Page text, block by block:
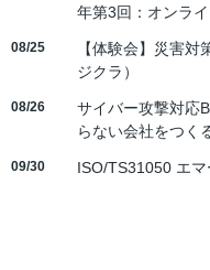
年第3回：オンライ
08/25
【体験会】災害
ジクラ）
08/26
サイバー攻撃対応
らない会社をつく
09/30 ISO/TS31050 エ